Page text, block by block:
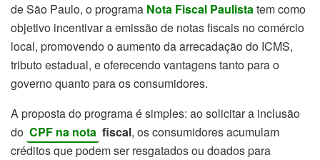
de São Paulo, o programa Nota Fiscal Paulistatem como
objetivo incentivar a emissão de notas fiscais no comércio
local, promovendo o aumento da arrecadação do ICMS,
tributo estadual, e oferecendo vantagens tanto para o
governo quanto para os consumidores.
A proposta do programa é simples: ao solicitar a inclusão
do CPF na nota fiscal, os consumidores acumulam
créditos que podem ser resgatados ou doados para